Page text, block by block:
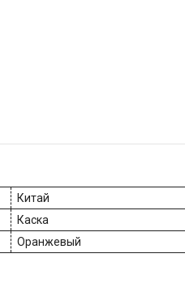
Китай
Каска
Оранжевый